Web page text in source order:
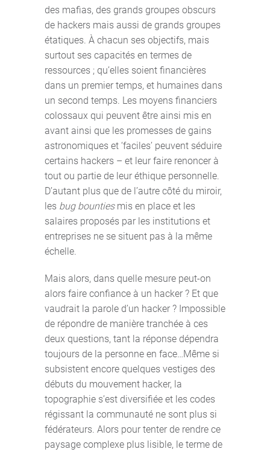
des mafias, des grands groupes obscurs
de hackers mais aussi de grands groupes
étatiques. À chacun ses objectifs, mais
surtout ses capacités en termes de
ressources ; qu’elles soient financières
dans un premier temps, et humaines dans
un second temps. Les moyens financiers
colossaux qui peuvent être ainsi mis en
avant ainsi que les promesses de gains
astronomiques et ‘faciles’ peuvent séduire
certains hackers – et leur faire renoncer à
tout ou partie de leur éthique personnelle.
D’autant plus que de l’autre côté du miroir,
les bug bountiesmis en place et les
salaires proposés par les institutions et
entreprises ne se situent pas à la même
échelle.
Mais alors, dans quelle mesure peut-on
alors faire confiance à un hacker ? Et que
vaudrait la parole d’un hacker ? Impossible
de répondre de manière tranchée à ces
deux questions, tant la réponse dépendra
toujours de la personne en face…Même si
subsistent encore quelques vestiges des
débuts du mouvement hacker, la
topographie s’est diversifiée et les codes
régissant la communauté ne sont plus si
fédérateurs. Alors pour tenter de rendre ce
paysage complexe plus lisible, le terme de